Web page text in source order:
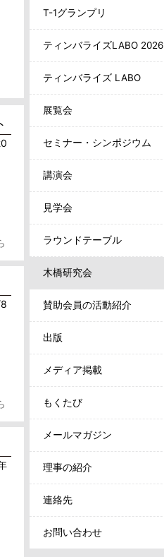
T-1グランプリ
ティンバライズLABO 2026
ティンバライズ LABO
展覧会
セミナー・シンポジウム
講演会
見学会
ラウンドテーブル
木橋研究会
賛助会員の活動紹介
出版
メディア掲載
もくたび
メールマガジン
理事の紹介
連絡先
お問い合わせ